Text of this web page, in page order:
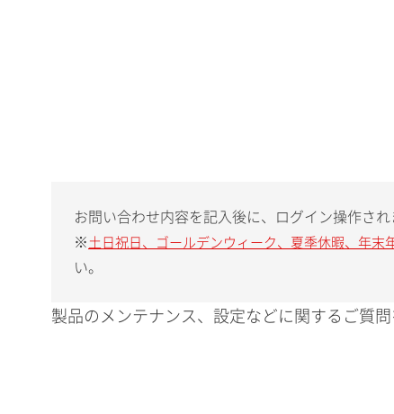
お問い合わせ内容を記入後に、ログイン操作さ
※ 土日祝日、ゴールデンウィーク、夏季休暇、年末
い。
製品のメンテナンス、設定などに関するご質問